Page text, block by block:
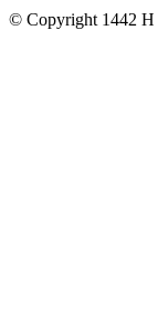
© Copyright 1442 H